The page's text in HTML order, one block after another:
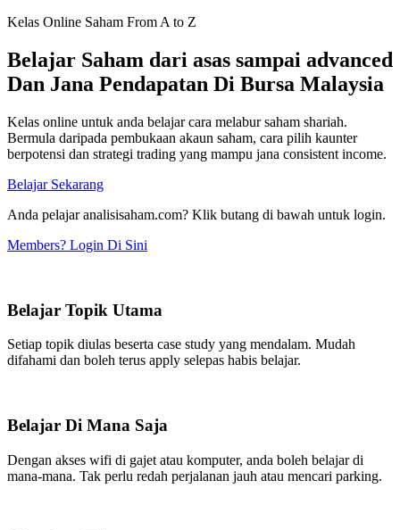
Kelas Online Saham From A to Z
Belajar Saham dari asas sampai advanced
Dan Jana Pendapatan Di Bursa Malaysia
Kelas online untuk anda belajar cara melabur saham shariah.
Bermula daripada pembukaan akaun saham, cara pilih kaunter
berpotensi dan strategi trading yang mampu jana consistent income.
Belajar Sekarang
Anda pelajar analisisaham.com? Klik butang di bawah untuk login.
Members? Login Di Sini
Belajar Topik Utama
Setiap topik diulas beserta case study yang mendalam. Mudah
difahami dan boleh terus apply selepas habis belajar.
Belajar Di Mana Saja
Dengan akses wifi di gajet atau komputer, anda boleh belajar di
mana-mana. Tak perlu redah perjalanan jauh atau mencari parking.